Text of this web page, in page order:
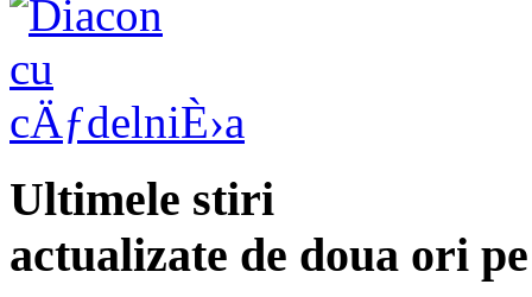
Ultimele stiri
actualizate de doua ori